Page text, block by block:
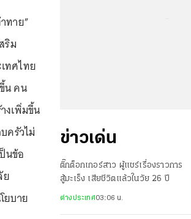
ทาย”
ริม
ทศไทย
น คน
งเพิ่มขึ้น
รัวไม่
นข้อ
ย
ยบาย
ข่าวเด่น
ติ๊กต็อกเกอร์สาว ผู้แชร์เรื่องราวการ
สู้มะเร็ง เสียชีวิตแล้วในวัย 26 ปี
ต่างประเทศ03:06 น.